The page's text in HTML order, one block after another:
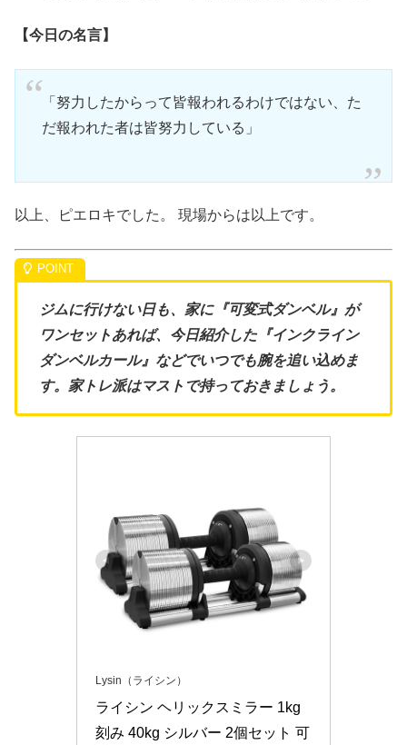
【今日の名言】
「努力したからって皆報われるわけではない、た
だ報われた者は皆努力している」
以上、ピエロキでした。 現場からは以上です。
ジムに行けない日も、家に『可変式ダンベル』が
ワンセットあれば、今日紹介した『インクライン
ダンベルカール』などでいつでも腕を追い込めま
す。家トレ派はマストで持っておきましょう。
Lysin（ライシン）
ライシン ヘリックスミラー 1kg
刻み 40kg シルバー 2個セット 可